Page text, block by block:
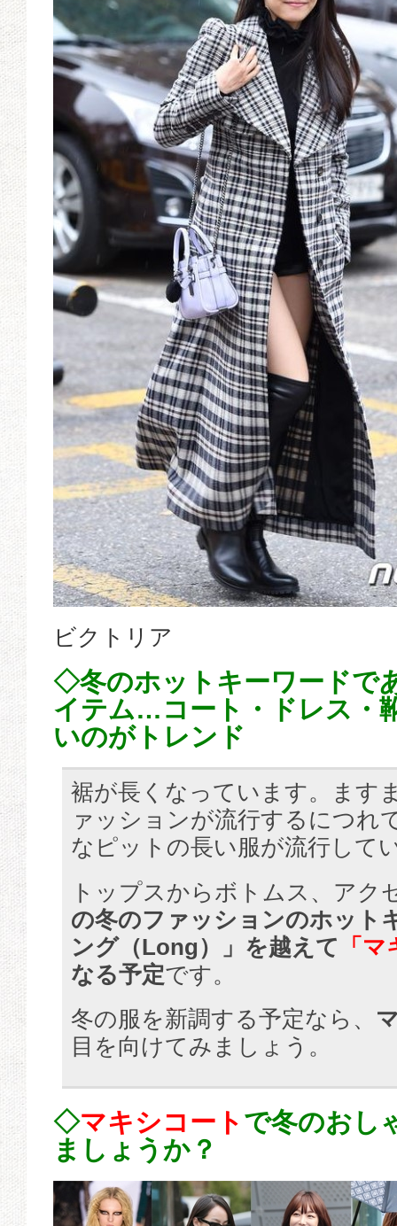
ビクトリア
◇冬のホットキーワードで
イテム…コート・ドレス・
いのがトレンド
裾が長くなっています。ます
ァッションが流行するにつれ
なピットの長い服が流行して
トップスからボトムス、アク
の冬のファッションのホット
ング（Long）」を越えて 「
なる予定です。
冬の服を新調する予定なら、
目を向けてみましょう。
◇マキシコート で冬のおし
ましょうか？